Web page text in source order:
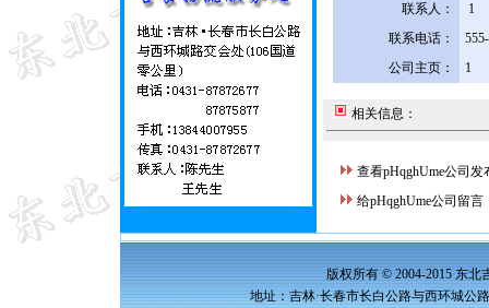
联系人：
1
联系电话：
公司主页：
1
相关信息：
查看pHqghUme公司发
给pHqghUme公司留言
版权所有 © 2004-2015 东北
地址：吉林·长春市长白公路与西环城公